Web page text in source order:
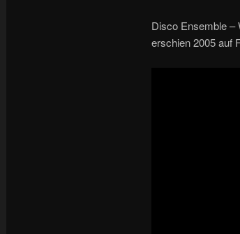
Disco Ensemble –
erschien 2005 auf